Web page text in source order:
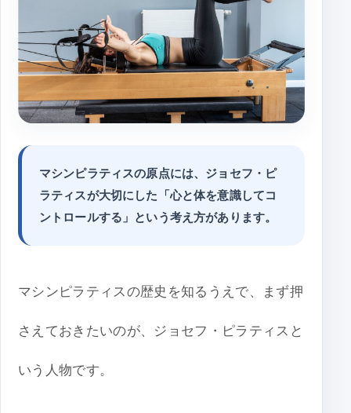
マシンピラティスの原点には、ジョセフ・ピ
ラティスが大切にした「心と体を意識してコ
ントロールする」という考え方があります。
マシンピラティスの歴史を知るうえで、まず押
さえておきたいのが、ジョセフ・ピラティスと
いう人物です。